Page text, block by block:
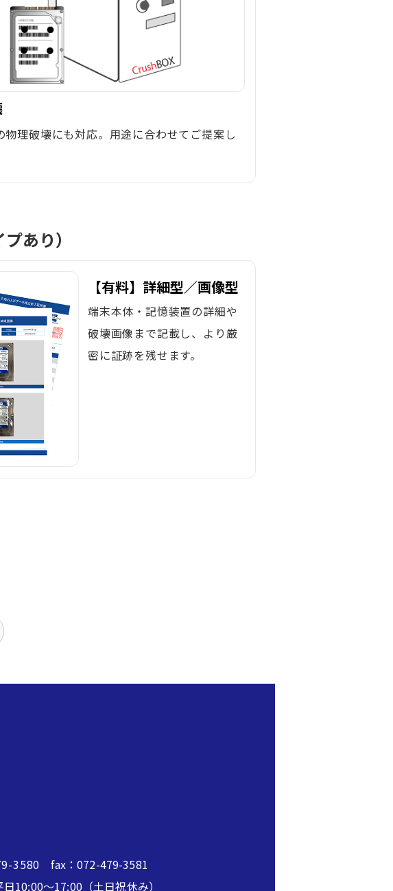
物理破壊にも対応。用途に合わせてご提案し
あり）
【有料】詳細型／画像型
端末本体・記憶装置の詳細や
破壊画像まで記載し、より厳
密に証跡を残せます。
3580 fax：072-479-3581
10:00～17:00（土日祝休み）